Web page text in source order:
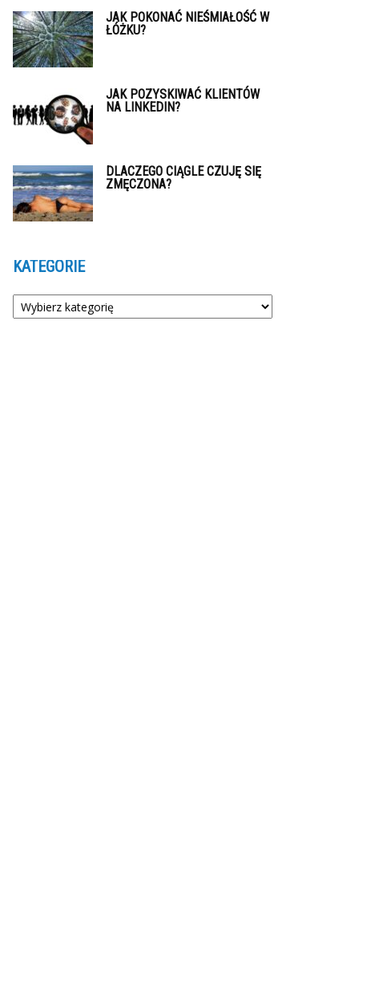
JAK POKONAĆ NIEŚMIAŁOŚĆ W
ŁÓŻKU?
JAK POZYSKIWAĆ KLIENTÓW
NA LINKEDIN?
DLACZEGO CIĄGLE CZUJĘ SIĘ
ZMĘCZONA?
KATEGORIE
Kategorie